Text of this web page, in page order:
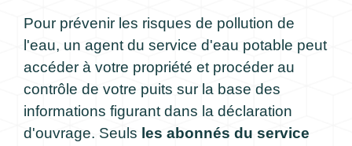
Pour prévenir les risques de pollution de
l'eau, un agent du service d'eau potable peut
accéder à votre propriété et procéder au
contrôle de votre puits sur la base des
informations figurant dans la déclaration
d'ouvrage. Seuls les abonnés du service